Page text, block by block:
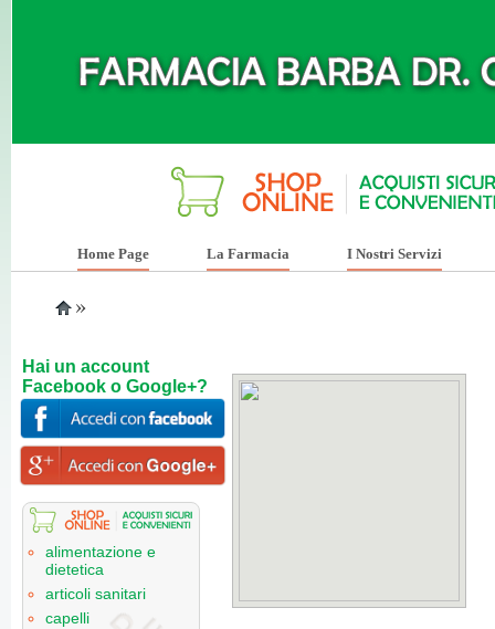
Hai un account
Facebook o Google+?
alimentazione e
dietetica
articoli sanitari
capelli
Home Page La Farmacia I Nostri Servizi
»